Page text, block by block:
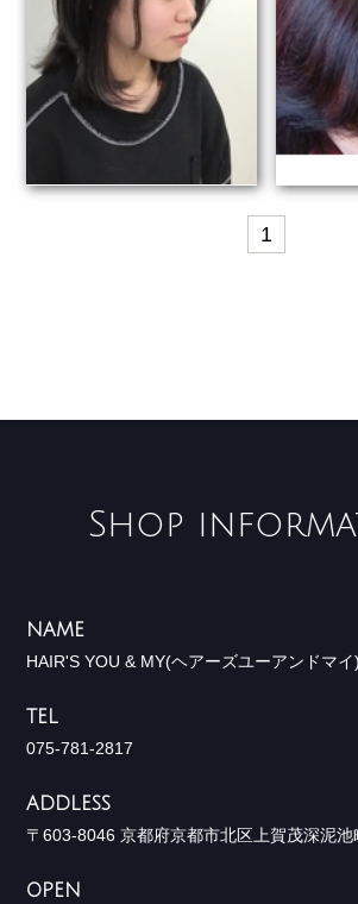
1
Shop
NAME
HAIR'S YOU & MY(ヘアーズユーアンドマイ)
TEL
075-781-2817
ADDLESS
〒603-8046 京都府京都市北区上賀茂深泥池
OPEN